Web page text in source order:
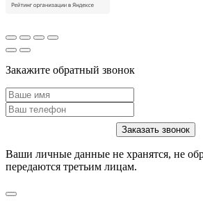
Закажите обратный звонок
Ваши личные данные не хранятся, не
передаются третьим лицам.